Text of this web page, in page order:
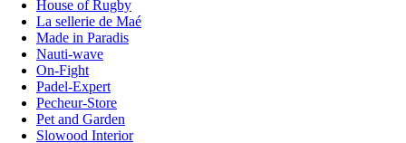
House of Rugby
La sellerie de Maé
Made in Paradis
Nauti-wave
On-Fight
Padel-Expert
Pecheur-Store
Pet and Garden
Slowood Interior